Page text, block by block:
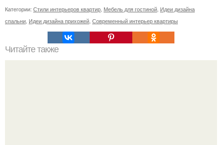
Категории: Стили интерьеров квартир Мебель для гостиной Идеи дизайна
спальни Идеи дизайна прихожей Современный интерьер квартиры
Читайте также